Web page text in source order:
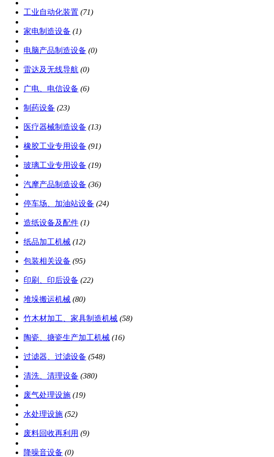
工业自动化装置 (71)
家电制造设备 (1)
电脑产品制造设备 (0)
雷达及无线导航 (0)
广电、电信设备 (6)
制药设备 (23)
医疗器械制造设备 (13)
橡胶工业专用设备 (91)
玻璃工业专用设备 (19)
汽摩产品制造设备 (36)
停车场、加油站设备 (24)
造纸设备及配件 (1)
纸品加工机械 (12)
包装相关设备 (95)
印刷、印后设备 (22)
堆垛搬运机械 (80)
竹木材加工、家具制造机械 (58)
陶瓷、搪瓷生产加工机械 (16)
过滤器、过滤设备 (548)
清洗、清理设备 (380)
废气处理设施 (19)
水处理设施 (52)
废料回收再利用 (9)
降噪音设备 (0)